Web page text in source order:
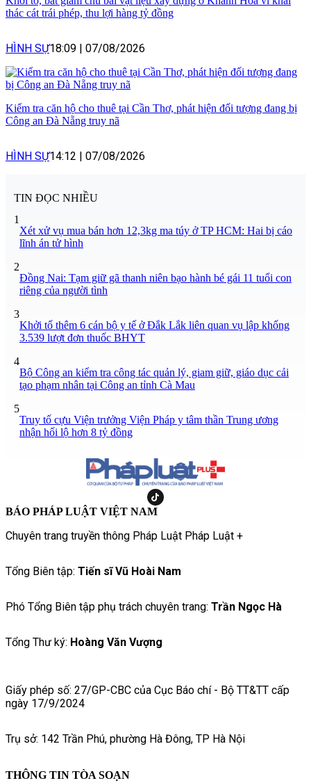
thác cát trái phép, thu lợi hàng tỷ đồng
HÌNH SỰ18:09 | 07/08/2026
Kiểm tra căn hộ cho thuê tại Cần Thơ, phát hiện đối tượng đang bị
Công an Đà Nẵng truy nã
HÌNH SỰ14:12 | 07/08/2026
TIN ĐỌC NHIỀU
1
Xét xử vụ mua bán hơn 12,3kg ma túy ở TP HCM: Hai bị cáo
lĩnh án tử hình
2
Đồng Nai: Tạm giữ gã thanh niên bạo hành bé gái 11 tuổi con
riêng của người tình
3
Khởi tố thêm 6 cán bộ y tế ở Đắk Lắk liên quan vụ lập khống
3.539 lượt đơn thuốc BHYT
4
Bộ Công an kiểm tra công tác quản lý, giam giữ, giáo dục cải
tạo phạm nhân tại Công an tỉnh Cà Mau
5
Truy tố cựu Viện trưởng Viện Pháp y tâm thần Trung ương
nhận hối lộ hơn 8 tỷ đồng
BÁO PHÁP LUẬT VIỆT NAM
Chuyên trang truyền thông Pháp Luật Pháp Luật +
Tổng Biên tập: Tiến sĩ Vũ Hoài Nam
Phó Tổng Biên tập phụ trách chuyên trang: Trần Ngọc Hà
Tổng Thư ký: Hoàng Văn Vượng
Giấy phép số: 27/GP-CBC của Cục Báo chí - Bộ TT&TT cấp
ngày 17/9/2024
Trụ sở: 142 Trần Phú, phường Hà Đông, TP Hà Nội
THÔNG TIN TÒA SOẠN